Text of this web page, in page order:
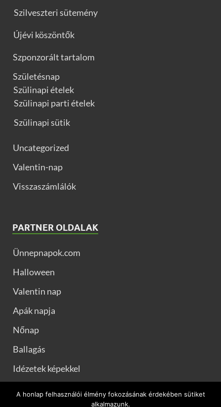
Szilveszteri sütemény
Újévi köszöntők
Szponzorált tartalom
Születésnap
Szülinapi ételek
Szülinapi parti ételek
Szülinapi sütik
Uncategorized
Valentin-nap
Visszaszámlálók
PARTNER OLDALAK
Ünnepnapok.com
Halloween
Valentin nap
Apák napja
Nőnap
Ballagás
Idézetek képekkel
A honlap felhasználói élmény fokozásának érdekében sütiket
alkalmazunk.